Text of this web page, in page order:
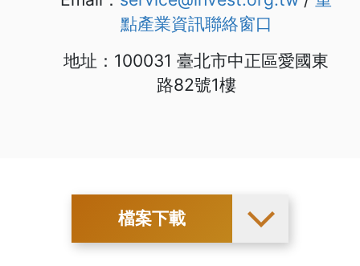
點產業資訊聯絡窗口
地址：100031 臺北市中正區愛國東
路82號1樓
檔案下載